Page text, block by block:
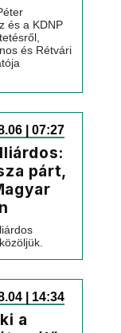
és a KDNP
és Rétvári
| 07:27
párt,
| 14:34
a